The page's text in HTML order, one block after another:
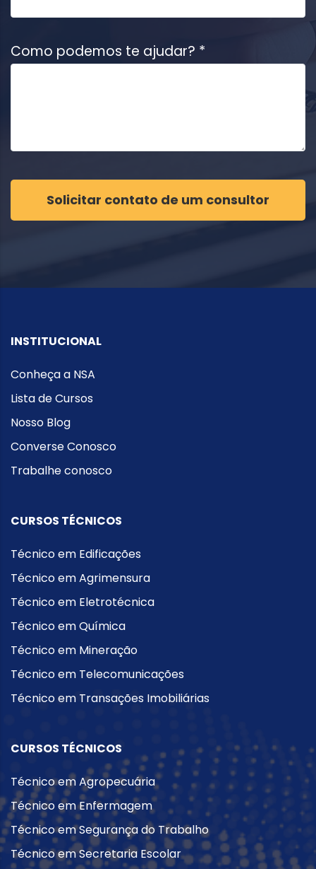
Como podemos te ajudar? *
Solicitar contato de um consultor
INSTITUCIONAL
Conheça a NSA
Lista de Cursos
Nosso Blog
Converse Conosco
Trabalhe conosco
CURSOS TÉCNICOS
Técnico em Edificações
Técnico em Agrimensura
Técnico em Eletrotécnica
Técnico em Química
Técnico em Mineração
Técnico em Telecomunicações
Técnico em Transações Imobiliárias
CURSOS TÉCNICOS
Técnico em Agropecuária
Técnico em Enfermagem
Técnico em Segurança do Trabalho
Técnico em Secretaria Escolar